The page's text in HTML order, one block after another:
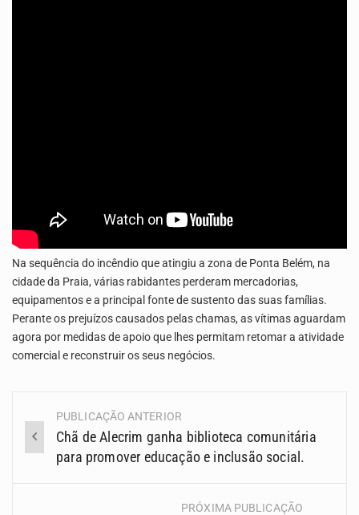
Na sequência do incêndio que atingiu a zona de Ponta Belém, na
cidade da Praia, várias rabidantes perderam mercadorias,
equipamentos e a principal fonte de sustento das suas famílias.
Perante os prejuízos causados pelas chamas, as vítimas aguardam
agora por medidas de apoio que lhes permitam retomar a atividade
comercial e reconstruir os seus negócios.
Navegação
(Posts)
PUBLICAÇÃO ANTERIOR
Chã de Alecrim ganha biblioteca comunitária
para promover educação e inclusão social.
PRÓXIMA PUBLICAÇÃO